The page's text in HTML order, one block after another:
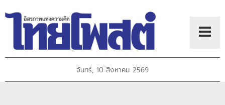
จันทร์, 10 สิงหาคม 2569